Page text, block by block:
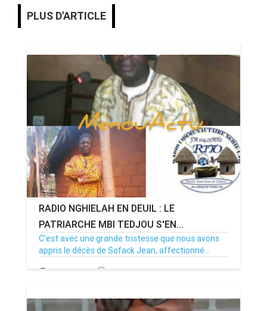
PLUS D'ARTICLE
RADIO NGHIELAH EN DEUIL : LE
PATRIARCHE MBI TEDJOU S'EN...
C'est avec une grande tristesse que nous avons
appris le décès de Sofack Jean, affectionné...
17/03/26 Par MenouActu 0